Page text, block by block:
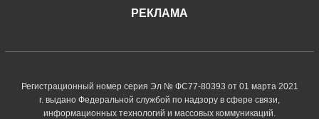
РЕКЛАМА
Регистрационный номер серия Эл № ФС77-80393 от 01 марта 2021
г. выдано Федеральной службой по надзору в сфере связи,
информационных технологий и массовых коммуникаций.